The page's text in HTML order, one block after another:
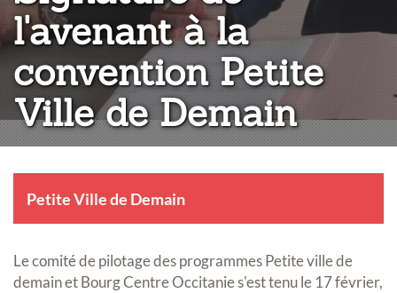
l'avenant à la
convention Petite
Ville de Demain
Petite Ville de Demain
Le comité de pilotage des programmes Petite ville de
demain et Bourg Centre Occitanie s'est tenu le 17 février,